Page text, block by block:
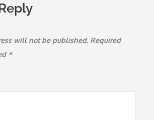
will not be published. Required
*